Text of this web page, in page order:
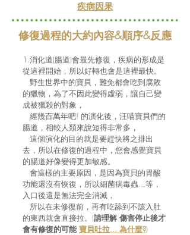
疾病因果
修復過程的大約內容&順序&反應
1.消化道(腸道)會最先修復，疾病的形成是
從這裡開始，所以好轉也會是這裡最快。
野生世界中的寶貝，難免都會吃到腐敗
的獵物，為了不因此變得虛弱，讓自己變
成被獵殺的對象，
經幾百萬年吧! 的演化後，汪喵寶貝們的
腸道， 相較人類來說短得非常多，
這個演化的目的就是要趕快將之排出
去， 所以在修復的過程中，您會感覺寶貝
的腸道好像變得更加敏感。
會這樣的主要原因，是因為寶貝的胃酸
功能還沒有恢復，所以細菌病毒蟲...等，
入口後還是無法完全消滅，
所以在未修復前，再有吃舔到不該入肚
的東西就會直接拉。(請理解 傷害停止後才
會有修復的可能 寶貝吐拉... 為什麼?)